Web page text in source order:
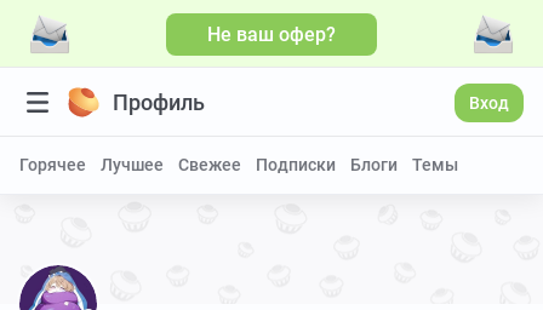
Не ваш офер?
Профиль Вход
Горячее Лучшее Свежее Подписки Блоги Темы